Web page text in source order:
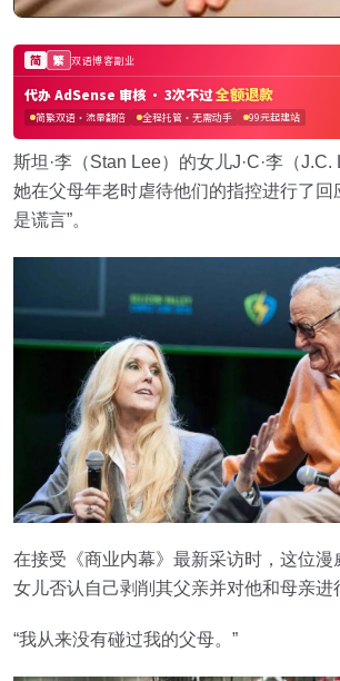
斯坦·李（Stan Lee）的女儿J·C·李（
她在父母年老时虐待他们的指控进行了回
是谎言”。
在接受《商业内幕》最新采访时，这位漫
女儿否认自己剥削其父亲并对他和母亲进
“我从来没有碰过我的父母。”